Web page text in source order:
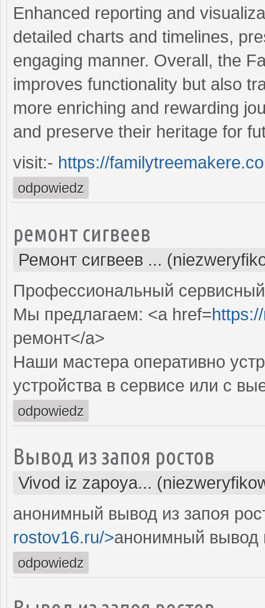
Enhanced reporting and
detailed charts and timelines,
engaging manner. Overall, the
improves functionality but also
more enriching and rewarding
and preserve their heritage for
visit:- https://
odpowiedz
ремонт сигвеев
Ремонт сигвеев ...
Профессиональный
Мы предлагаем: <a href=
ремонт</a>
Наши мастера оперативно
устройства в сервисе или с
odpowiedz
Вывод из запоя ростов
Vivod iz zapoya...
анонимный вывод из запоя
rostov16.ru/>анонимный вывод
odpowiedz